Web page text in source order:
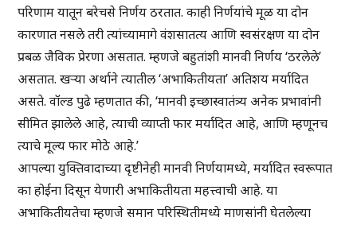
परिणाम यातून बरेचसे निर्णय ठरतात. काही निर्णयांचे मूळ या दोन
कारणात नसले तरी त्यांच्यामागे वंशसातत्य आणि स्वसंरक्षण या दोन
प्रबळ जैविक प्रेरणा असतात. म्हणजे बहुतांशी मानवी निर्णय ‘ठरलेले’
असतात. खऱ्या अर्थाने त्यातील ‘अभाकितीयता’ अतिशय मर्यादित
असते. वॉल्ड पुढे म्हणतात की, ‘मानवी इच्छास्वातंत्र्य अनेक प्रभावांनी
सीमित झालेले आहे, त्याची व्याप्ती फार मर्यादित आहे, आणि म्हणूनच
त्याचे मूल्य फार मोठे आहे.’
आपल्या युक्तिवादाच्या दृष्टीनेही मानवी निर्णयामध्ये, मर्यादित स्वरूपात
का होईना दिसून येणारी अभाकितीयता महत्त्वाची आहे. या
अभाकितीयतेचा म्हणजे समान परिस्थितीमध्ये माणसांनी घेतलेल्या